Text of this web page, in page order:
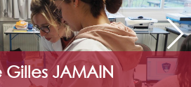
JAMAIN